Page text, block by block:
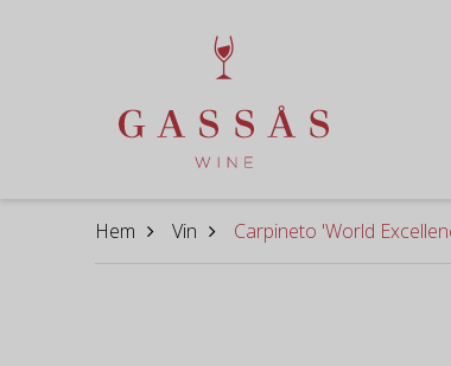
Hem Vin